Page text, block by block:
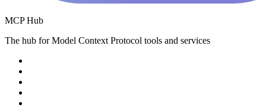
MCP Hub
The hub for Model Context Protocol tools and services